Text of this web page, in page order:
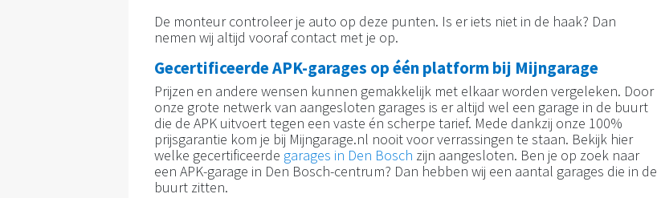
De monteur controleer je auto op deze punten. Is er iets niet in de haak? Dan
nemen wij altijd vooraf contact met je op.
Gecertificeerde APK-garages op één platform bij Mijngarage
Prijzen en andere wensen kunnen gemakkelijk met elkaar worden vergeleken. Door
onze grote netwerk van aangesloten garages is er altijd wel een garage in de buurt
die de APK uitvoert tegen een vaste én scherpe tarief. Mede dankzij onze 100%
prijsgarantie kom je bij Mijngarage.nl nooit voor verrassingen te staan. Bekijk hier
welke gecertificeerde garages in Den Bosch zijn aangesloten. Ben je op zoek naar
een APK-garage in Den Bosch-centrum? Dan hebben wij een aantal garages die in de
buurt zitten.